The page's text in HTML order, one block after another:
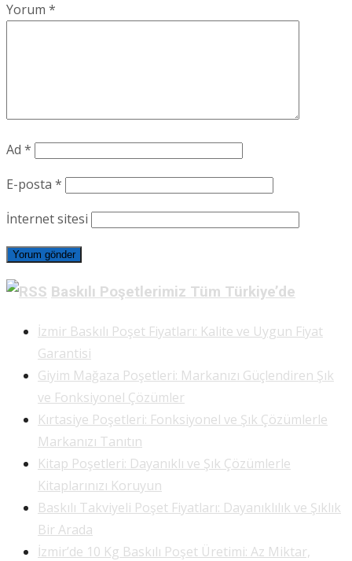
Yorum *
Ad *
E-posta *
İnternet sitesi
Baskılı Poşetlerimiz Tüm Türkiye’de
İzmir Baskılı Poşet Fiyatları: Kalite ve Uygun Fiyat
Garantisi
Giyim Mağaza Poşetleri: Markanızı Güçlendiren Şık
ve Fonksiyonel Çözümler
Kırtasiye Poşetleri: Fonksiyonel ve Şık Çözümlerle
Markanızı Tanıtın
Kitap Poşetleri: Dayanıklı ve Şık Çözümlerle
Kitaplarınızı Koruyun
Baskılı Takviyeli Poşet Fiyatları: Dayanıklılık ve Şıklık
Bir Arada
İzmir’de 10 Kg Baskılı Poşet Üretimi: Az Miktar,